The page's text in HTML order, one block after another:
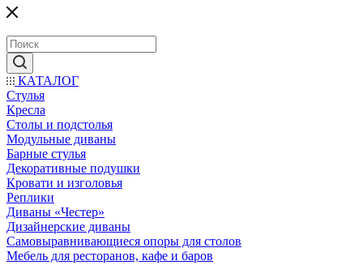
КАТАЛОГ
Стулья
Кресла
Столы и подстолья
Модульные диваны
Барные стулья
Декоративные подушки
Кровати и изголовья
Реплики
Диваны «Честер»
Дизайнерские диваны
Самовыравнивающиеся опоры для столов
Мебель для ресторанов, кафе и баров